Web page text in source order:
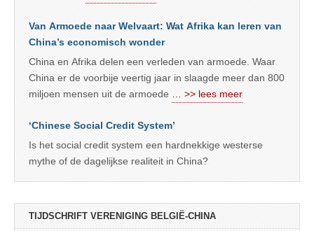
Van Armoede naar Welvaart: Wat Afrika kan leren van
China’s economisch wonder
China en Afrika delen een verleden van armoede. Waar
China er de voorbije veertig jaar in slaagde meer dan 800
miljoen mensen uit de armoede
… >> lees meer
‘Chinese Social Credit System’
Is het social credit system een hardnekkige westerse
mythe of de dagelijkse realiteit in China?
TIJDSCHRIFT VERENIGING BELGIË-CHINA